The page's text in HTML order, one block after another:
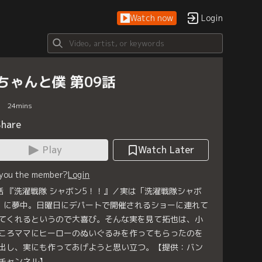
Watch now Login
ゃんと僕 第09話
24mins
Play
Watch Later
the member?Login
『洗濯戦隊 シャボン5！！』／実は「洗濯戦隊シャボ
に夢中。日曜日にデパートで開催されるショーに連れて
くれるというので大喜び。そんな実を見て拓也は、小
ろママにヒーローのぬいぐるみを作ってもらったのを
し、実にも作ってあげようと思い立つ。【提供：バン